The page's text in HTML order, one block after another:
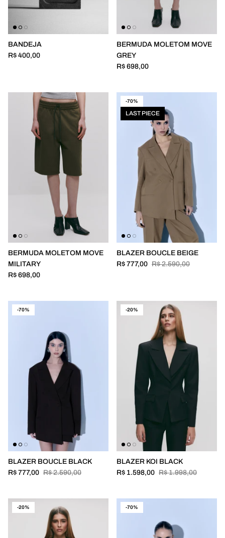
MENSWEAR
HOME
BANDEJA
R$ 400,00
BERMUDA MOLETOM MOVE
GREY
R$ 698,00
BERMUDA MOLETOM MOVE
MILITARY
R$ 698,00
-70%
LAST PIECE
BLAZER BOUCLE BEIGE
R$ 777,00 R$ 2.590,00
-70%
BLAZER BOUCLE BLACK
R$ 777,00 R$ 2.590,00
-20%
BLAZER KOI BLACK
R$ 1.598,00 R$ 1.998,00
-20% -70%